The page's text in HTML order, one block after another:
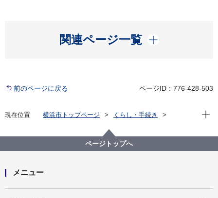
関連ページ一覧
開く
前のページに戻る ページID：776-428-503
現在位置 横浜市トップページ
くらし・手続き
歴史を生かしたまちづくり
横浜市認定歴史的建造物
新港橋梁
現在
ページトップへ
メニュー